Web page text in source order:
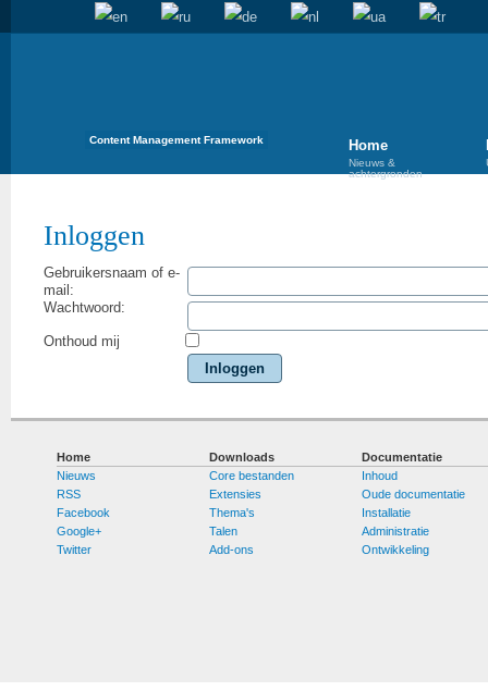
Content Management Framework Home
Nieuws &
achtergronden
Inloggen
Gebruikersnaam of e-
mail:
Wachtwoord:
Onthoud mij
Inloggen
Home
Nieuws
RSS
Facebook
Google+
Twitter
Downloads
Core bestanden
Extensies
Thema's
Talen
Add-ons
Documentatie
Inhoud
Oude documentatie
Installatie
Administratie
Ontwikkeling